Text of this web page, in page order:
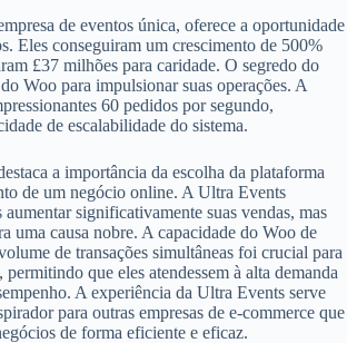
de eventos única, oferece a oportunidade
Eles conseguiram um crescimento de 500%
£37 milhões para caridade. O segredo do
Woo para impulsionar suas operações. A
60 pedidos por segundo,
de escalabilidade do sistema.
a importância da escolha da plataforma
de um negócio online. A Ultra Events
aumentar significativamente suas vendas, mas
uma causa nobre. A capacidade do Woo de
de transações simultâneas foi crucial para
permitindo que eles atendessem à alta demanda
A experiência da Ultra Events serve
para outras empresas de e-commerce que
de forma eficiente e eficaz.